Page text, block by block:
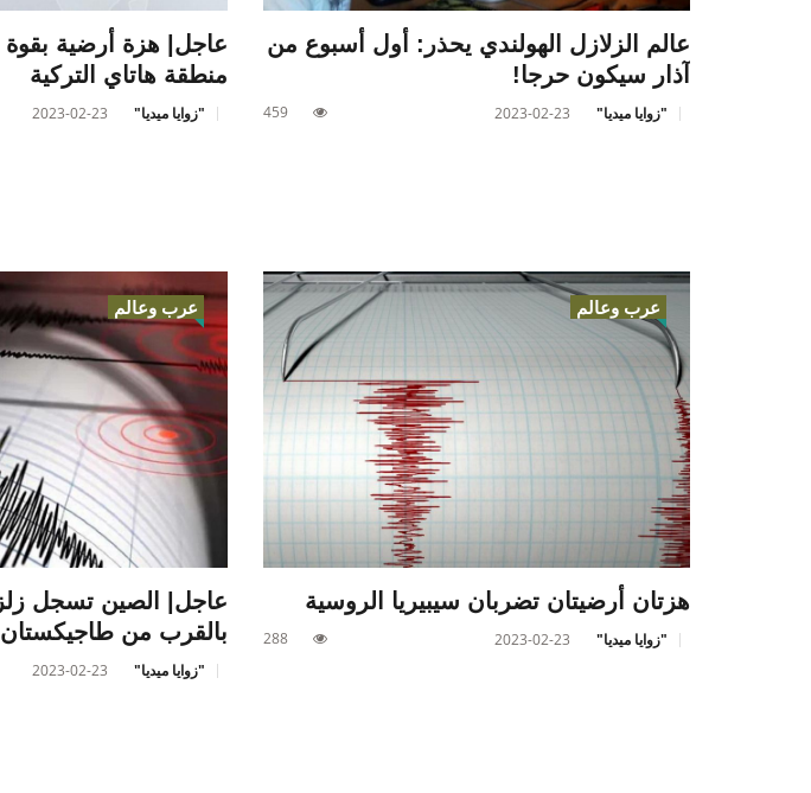
عالم الزلازل الهولندي يحذر: أول أسبوع من
آذار سيكون حرجا!
"زوايا ميديا" 2023-02-23
459
منطقة هاتاي التركية
"زوايا ميديا" 2023-02-23
عرب وعالم
هزتان أرضيتان تضربان سيبيريا الروسية
"زوايا ميديا" 2023-02-23
288
عرب وعالم
بالقرب من طاجيكستان
"زوايا ميديا" 2023-02-23